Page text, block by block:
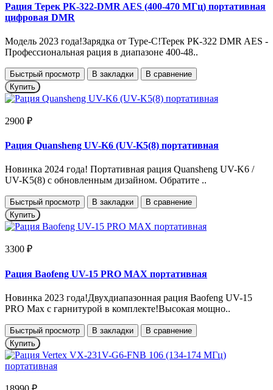
Рация Терек РК-322-DMR AES (400-470 МГц) портативная
цифровая DMR
Модель 2023 года!Зарядка от Type-C!Терек РК-322 DMR AES -
Профессиональная рация в диапазоне 400-48..
Быстрый просмотр В закладки
В сравнение
Купить
2900 ₽
Рация Quansheng UV-K6 (UV-K5(8) портативная
Новинка 2024 года! Портативная рация Quansheng UV-K6 /
UV-K5(8) с обновленным дизайном. Обратите ..
Быстрый просмотр В закладки
В сравнение
Купить
3300 ₽
Рация Baofeng UV-15 PRO MAX портативная
Новинка 2023 года!Двухдиапазонная рация Baofeng UV-15
PRO Max с гарнитурой в комплекте!Высокая мощно..
Быстрый просмотр В закладки
В сравнение
Купить